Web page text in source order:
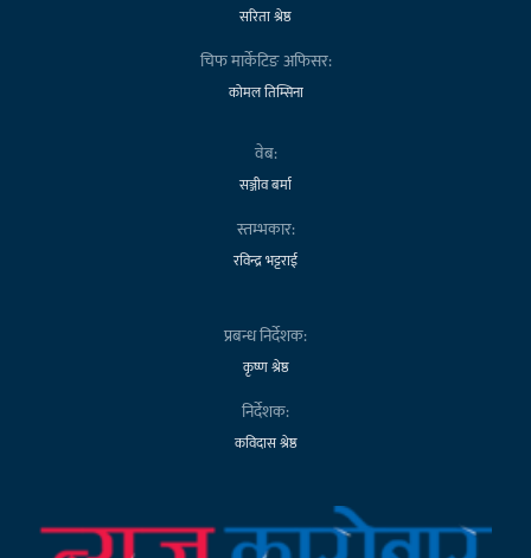
सरिता श्रेष्ठ
चिफ मार्केटिङ अफिसर:
कोमल तिम्सिना
वेब:
सञ्जीव बर्मा
स्तम्भकार:
रविन्द्र भट्टराई
प्रबन्ध निर्देशक:
कृष्ण श्रेष्ठ
निर्देशक:
कविदास श्रेष्ठ